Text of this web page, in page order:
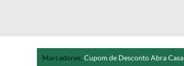
Marcadores: Cupom de Desconto Abra Casa